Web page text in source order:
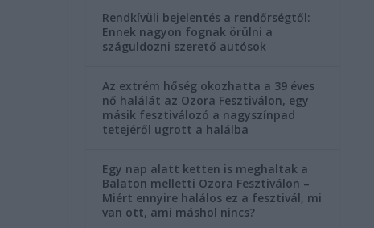
Rendkívüli bejelentés a rendőrségtől:
Ennek nagyon fognak örülni a
száguldozni szerető autósok
Az extrém hőség okozhatta a 39 éves
nő halálát az Ozora Fesztiválon, egy
másik fesztiválozó a nagyszínpad
tetejéről ugrott a halálba
Egy nap alatt ketten is meghaltak a
Balaton melletti Ozora Fesztiválon –
Miért ennyire halálos ez a fesztivál, mi
van ott, ami máshol nincs?